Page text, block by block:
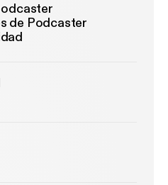
de Podcaster